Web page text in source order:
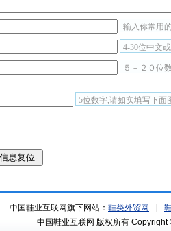
输入你常用
4-30位中文
５－２０位
5位数字,请如实填写下面
中国鞋业互联网旗下网站： 鞋类外贸网
中国鞋业互联网 版权所有 Copyright